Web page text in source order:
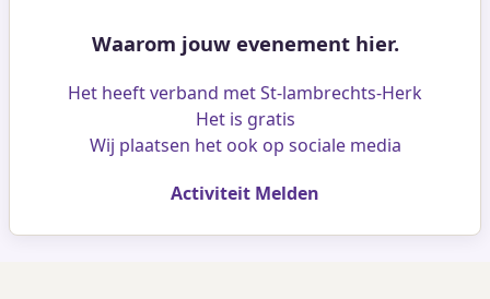
Waarom jouw evenement hier.
Het heeft verband met St-lambrechts-Herk
Het is gratis
Wij plaatsen het ook op sociale media
Activiteit Melden